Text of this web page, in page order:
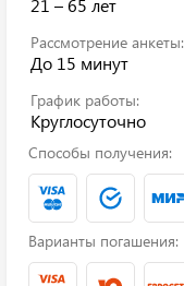
21 – 65 лет
Рассмотрение анкеты:
До 15 минут
График работы:
Круглосуточно
Способы получения:
Варианты погашения: